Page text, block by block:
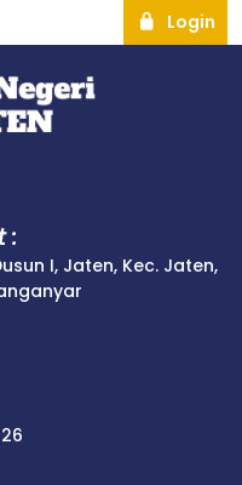
Login
:
I, Jaten, Kec. Jaten,